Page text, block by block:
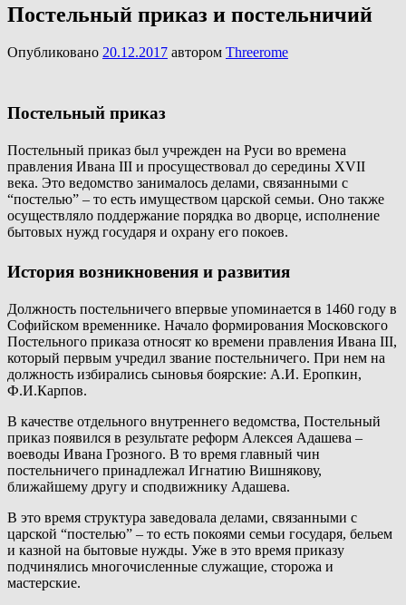
Постельный приказ и постельничий
Опубликовано 20.12.2017 автором Threerome
Постельный приказ
Постельный приказ был учрежден на Руси во времена
правления Ивана III и просуществовал до середины XVII
века. Это ведомство занималось делами, связанными с
“постелью” – то есть имуществом царской семьи. Оно также
осуществляло поддержание порядка во дворце, исполнение
бытовых нужд государя и охрану его покоев.
История возникновения и развития
Должность постельничего впервые упоминается в 1460 году в
Софийском временнике. Начало формирования Московского
Постельного приказа относят ко времени правления Ивана III,
который первым учредил звание постельничего. При нем на
должность избирались сыновья боярские: А.И. Еропкин,
Ф.И.Карпов.
В качестве отдельного внутреннего ведомства, Постельный
приказ появился в результате реформ Алексея Адашева –
воеводы Ивана Грозного. В то время главный чин
постельничего принадлежал Игнатию Вишнякову,
ближайшему другу и сподвижнику Адашева.
В это время структура заведовала делами, связанными с
царской “постелью” – то есть покоями семьи государя, бельем
и казной на бытовые нужды. Уже в это время приказу
подчинялись многочисленные служащие, сторожа и
мастерские.